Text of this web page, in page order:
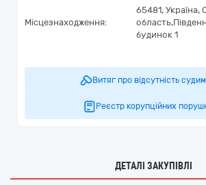
Місцезнаходження:
65481, Україна,
область,
будинок 1
Витяг про відсутність
Реєстр корупційних
ДЕТАЛІ ЗАКУПІВЛІ